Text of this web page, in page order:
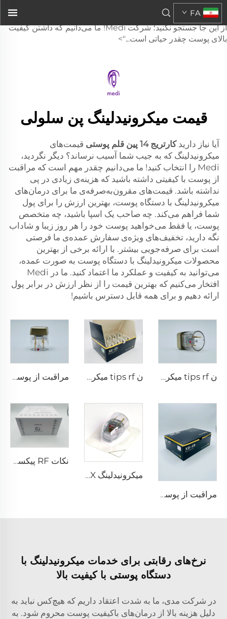
کارتریج ۱۴ سوزنی Skin Pen
برای مایکرونیدلینگ نیاز دارید که برای بودجه‌تان مناسب باشد؟ بیشتر
از این جا جستجو نکنید؛ شرکت Medi! ما می‌دانیم که داشتن کیفیت
بالای پوست چقدر حیاتی است...">
FA
قیمت میکرونیدلینگ پن سلولی
آیا نیاز داریدکارتریج 14 پین قلم پوستی
قیمت‌های
میکرونیدلینگ که به جیب شما آسیب نرساند؟ دیگر نگردید،
Medi را انتخاب کنید! ما می‌دانیم چقدر مهم است که مراقبت
از پوست با کیفیتی داشته باشید که هزینه‌ی زیادی در پی
نداشته باشد. قیمت‌های مقرون‌به‌صرفه‌ی ما برای درمان‌های
میکرونیدلینگ با دستگاه پوست، بهترین ارزش را برای پول
شما فراهم می‌کند. چه صاحب یک اسپا باشید، چه متخصص
پوست، یا فقط می‌خواهید پوست خود را هر روز زیبا و شاداب
نگه دارید، تخفیف‌های ویژه‌ی سفارش عمده‌ی ما فرصتی
است برای صرفه‌جویی بیشتر. با ارائه برخی از بهترین
محصولات میکرونیدلینگ با دستگاه پوست به صورت عمده،
می‌توانید به کیفیت و عملکرد ما اعتماد کنید. ما در Medi
افتخار می‌کنیم که بهترین قیمت را از نظر ارزش در برابر پول
ارائه دهیم و برای همه قابل دسترس باشیم!
ن tips rf میکرونیدلینگ سیلفیرم X X-25 ن tips rf میکرونیدلینگ سیلفیرم X XE-25 مراقبت از پوست با میکرونیدلینگ Sylfirm X و سر rf، نوک‌های Sylfirm X X-25
مراقبت از پوست با میکرونیدلینگ Sylfirm X و سر rf، نوک‌های Sylfirm X XB-49
میکرونیدلینگ Sylfirm X با سر rf، کارتریج Sylfirm X XE-25 از ویول
نکات RF پیکسل 8
نرخ‌های رقابتی برای خدمات میکرونیدلینگ با
دستگاه پوستی با کیفیت بالا
در شرکت مدی، ما به شدت اعتقاد داریم که هیچ‌کس نباید به
دلیل هزینه بالا از درمان‌های باکیفیت پوست محروم شود. به